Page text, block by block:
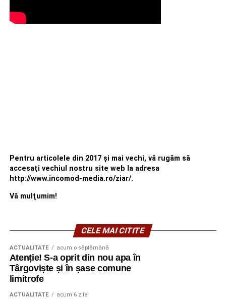
Pentru articolele din 2017 şi mai vechi, vă rugăm să
accesaţi vechiul nostru site web la adresa
http://www.incomod-media.ro/ziar/.
Vă mulţumim!
CELE MAI CITITE
ACTUALITATE acum o săptămână
Atenție! S-a oprit din nou apa în
Târgoviște și în șase comune
limitrofe
ACTUALITATE acum 6 zile